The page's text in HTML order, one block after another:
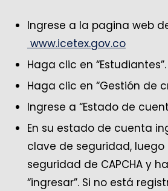
Ingrese a la pagina web del
www.icetex.gov.co
Haga clic en “Estudiantes”.
Haga clic en “Gestión de
Ingrese a “Estado de
En su estado de cuenta
clave de seguridad,
seguridad de CAPCHA y
“ingresar”. Si no está